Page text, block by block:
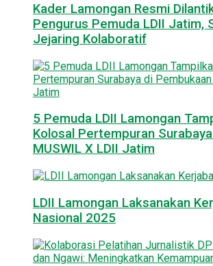
Kader Lamongan Resmi
Pengurus Pemuda LDII Jatim,
Jejaring Kolaboratif
5 Pemuda LDII Lamongan
Kolosal Pertempuran
MUSWIL X LDII Jatim
LDII Lamongan Laksanakan
Nasional 2025